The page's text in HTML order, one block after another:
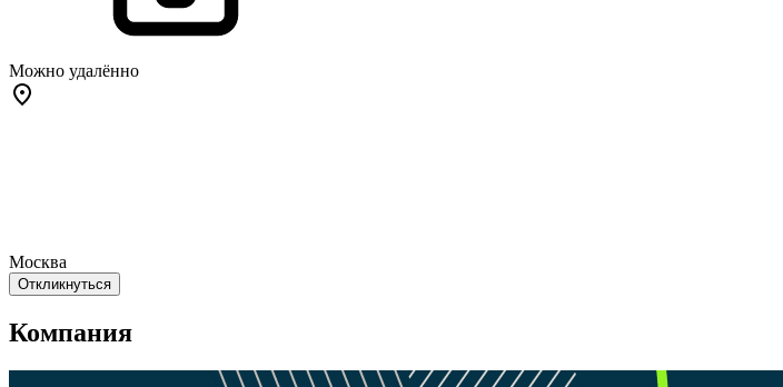
Можно удалённо
Москва
Откликнуться
Компания